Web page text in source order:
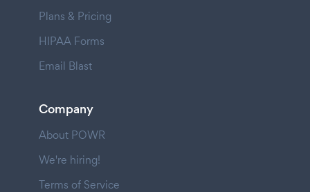
Plans & Pricing
HIPAA Forms
Email Blast
Company
About POWR
We're hiring!
Terms of Service